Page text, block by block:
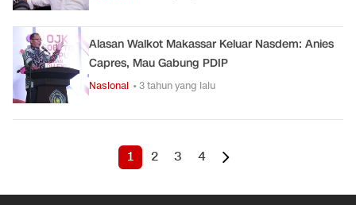
Alasan Walkot Makassar Keluar Nasdem: Anies
Capres, Mau Gabung PDIP
Nasional • 3 tahun yang lalu
1 2 3 4